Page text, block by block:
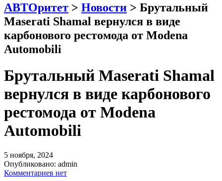
АВТОритет > Новости > Брутальный
Maserati Shamal вернулся в виде
карбонового рестомода от Modena
Automobili
Брутальный Maserati Shamal
вернулся в виде карбонового
рестомода от Modena
Automobili
5 ноября, 2024
Опубликовано: admin
Комментариев нет